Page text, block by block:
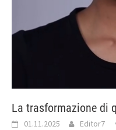
La trasformazione di
01.11.2025 Editor7